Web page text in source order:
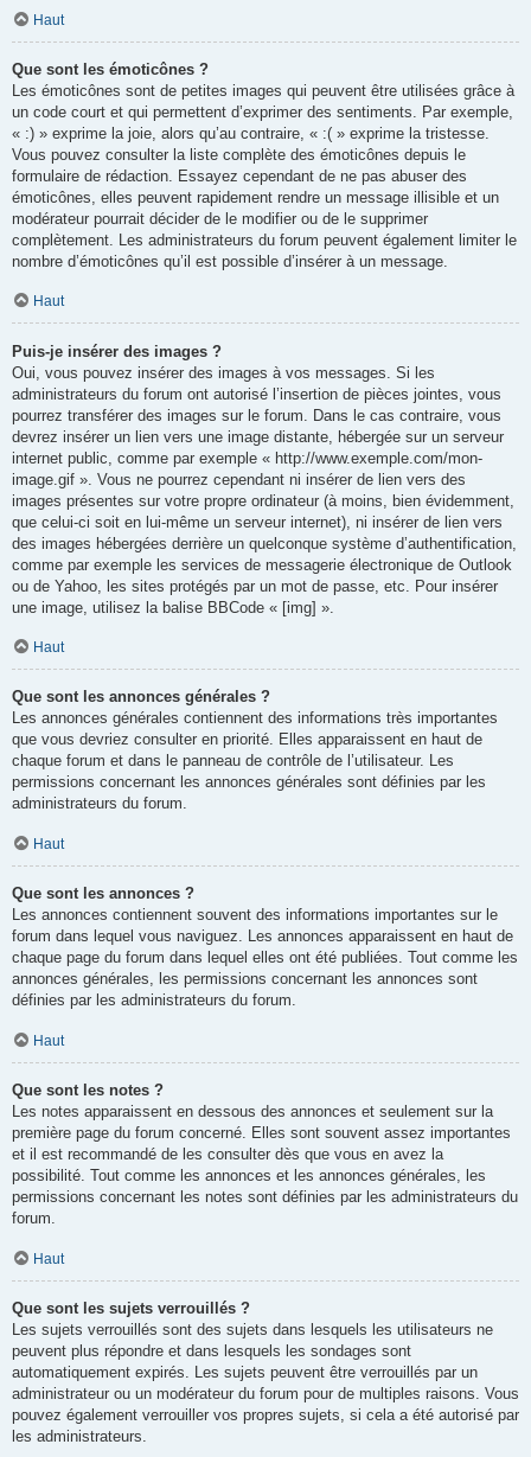
Haut
Que sont les émoticônes ?
Les émoticônes sont de petites images qui peuvent être utilisées grâce à
un code court et qui permettent d’exprimer des sentiments. Par exemple,
« :) » exprime la joie, alors qu’au contraire, « :( » exprime la tristesse.
Vous pouvez consulter la liste complète des émoticônes depuis le
formulaire de rédaction. Essayez cependant de ne pas abuser des
émoticônes, elles peuvent rapidement rendre un message illisible et un
modérateur pourrait décider de le modifier ou de le supprimer
complètement. Les administrateurs du forum peuvent également limiter le
nombre d’émoticônes qu’il est possible d’insérer à un message.
Haut
Puis-je insérer des images ?
Oui, vous pouvez insérer des images à vos messages. Si les
administrateurs du forum ont autorisé l’insertion de pièces jointes, vous
pourrez transférer des images sur le forum. Dans le cas contraire, vous
devrez insérer un lien vers une image distante, hébergée sur un serveur
internet public, comme par exemple « http://www.exemple.com/mon-
image.gif ». Vous ne pourrez cependant ni insérer de lien vers des
images présentes sur votre propre ordinateur (à moins, bien évidemment,
que celui-ci soit en lui-même un serveur internet), ni insérer de lien vers
des images hébergées derrière un quelconque système d’authentification,
comme par exemple les services de messagerie électronique de Outlook
ou de Yahoo, les sites protégés par un mot de passe, etc. Pour insérer
une image, utilisez la balise BBCode « [img] ».
Haut
Que sont les annonces générales ?
Les annonces générales contiennent des informations très importantes
que vous devriez consulter en priorité. Elles apparaissent en haut de
chaque forum et dans le panneau de contrôle de l’utilisateur. Les
permissions concernant les annonces générales sont définies par les
administrateurs du forum.
Haut
Que sont les annonces ?
Les annonces contiennent souvent des informations importantes sur le
forum dans lequel vous naviguez. Les annonces apparaissent en haut de
chaque page du forum dans lequel elles ont été publiées. Tout comme les
annonces générales, les permissions concernant les annonces sont
définies par les administrateurs du forum.
Haut
Que sont les notes ?
Les notes apparaissent en dessous des annonces et seulement sur la
première page du forum concerné. Elles sont souvent assez importantes
et il est recommandé de les consulter dès que vous en avez la
possibilité. Tout comme les annonces et les annonces générales, les
permissions concernant les notes sont définies par les administrateurs du
forum.
Haut
Que sont les sujets verrouillés ?
Les sujets verrouillés sont des sujets dans lesquels les utilisateurs ne
peuvent plus répondre et dans lesquels les sondages sont
automatiquement expirés. Les sujets peuvent être verrouillés par un
administrateur ou un modérateur du forum pour de multiples raisons. Vous
pouvez également verrouiller vos propres sujets, si cela a été autorisé par
les administrateurs.